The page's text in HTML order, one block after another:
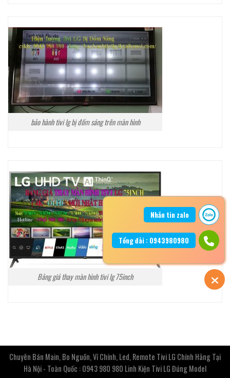
bảo hành tivi lg bị đốm sáng trên màn hình
Bảng giá thay màn hình tivi lg 75inch
Chuyên Bán Main, Bo Nguồn, Vỉ Chính, Led, Remote Tivi LG Chính Hãng Tại
Hà Nội - Toàn Quốc : 0943 980 980 Linh Kiện Tivi LG Đúng Model
Nhắn tin zalo
Tổng đài : 0943980980